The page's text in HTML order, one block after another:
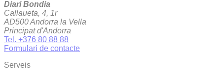
Diari Bondia
Callaueta, 4, 1r
AD500 Andorra la Vella
Principat d'Andorra
Tel. +376 80 88 88
Formulari de contacte
Serveis